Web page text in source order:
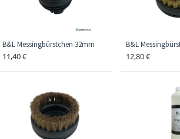
B&L Messingbürstchen 32mm
11,40€
B&L
12,80€